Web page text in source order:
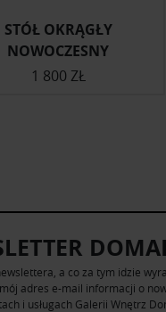
STÓŁ OKRĄGŁY
NOWOCZESNY
1 800 ZŁ
a co za tym idzie
adres e-mail informacji o
i usługach Galerii Wnętrz